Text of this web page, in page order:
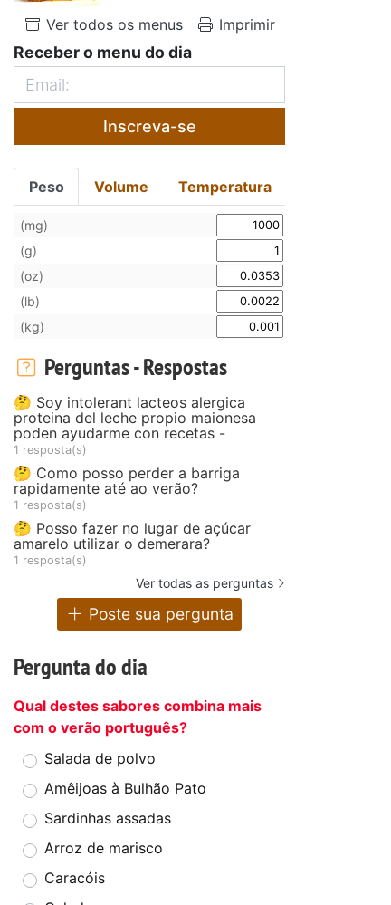
Ver todos os menus Imprimir
Receber o menu do dia
Inscreva-se
Peso Volume Temperatura
(mg)
(g)
(oz)
(lb)
(kg)
Perguntas - Respostas
🤔 Soy intolerant lacteos alergica
proteina del leche propio maionesa
poden ayudarme con recetas -
1 resposta(s)
🤔 Como posso perder a barriga
rapidamente até ao verão?
1 resposta(s)
🤔 Posso fazer no lugar de açúcar
amarelo utilizar o demerara?
1 resposta(s)
Ver todas as perguntas
Poste sua pergunta
Pergunta do dia
Qual destes sabores combina mais
com o verão português?
Salada de polvo
Amêijoas à Bulhão Pato
Sardinhas assadas
Arroz de marisco
Caracóis